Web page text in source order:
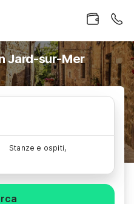
Jard-sur-Mer
Stanze e ospiti,